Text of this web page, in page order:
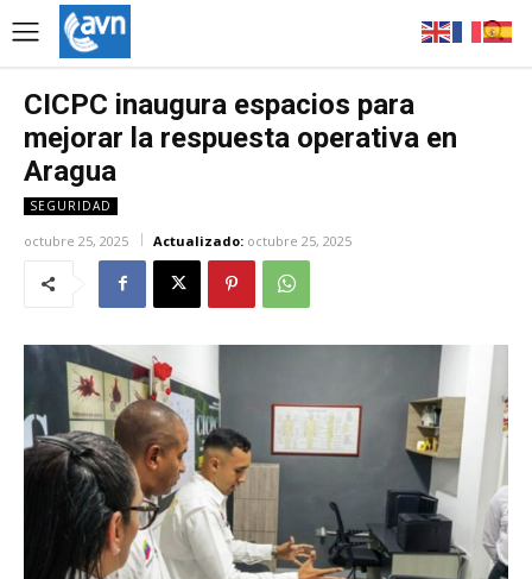
CICPC inaugura espacios para
mejorar la respuesta operativa en
Aragua
SEGURIDAD
octubre 25, 2025 Actualizado: octubre 25, 2025